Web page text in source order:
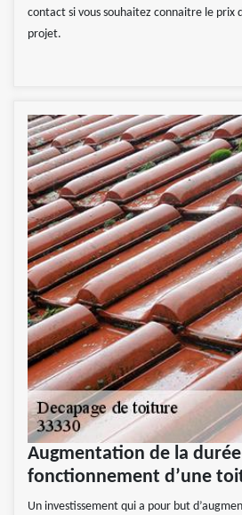
contact si vous souhaitez connaitre le prix
projet.
Augmentation de la
fonctionnement d’une
Un investissement qui a pour but